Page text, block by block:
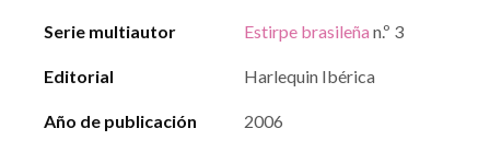
Serie multiautor Estirpe brasileña n.º 3
Editorial Harlequin Ibérica
Año de publicación 2006